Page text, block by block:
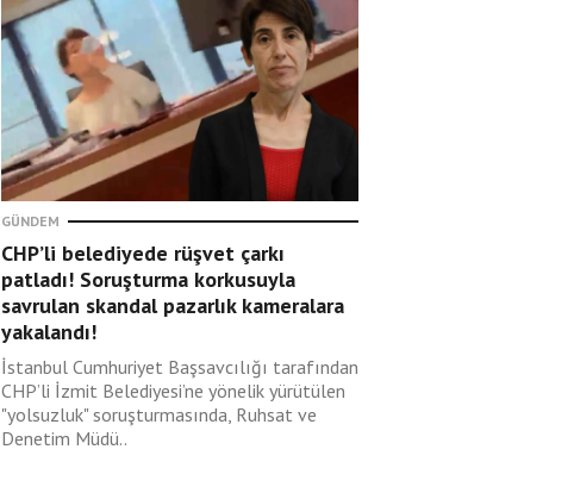
GÜNDEM
CHP’li belediyede rüşvet çarkı
patladı! Soruşturma korkusuyla
savrulan skandal pazarlık kameralara
yakalandı!
İstanbul Cumhuriyet Başsavcılığı tarafından
CHP’li İzmit Belediyesi’ne yönelik yürütülen
"yolsuzluk" soruşturmasında, Ruhsat ve
Denetim Müdü..